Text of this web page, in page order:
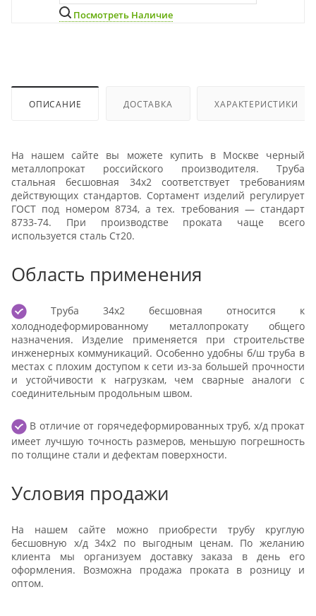
Посмотреть Наличие
ОПИСАНИЕ ДОСТАВКА ХАРАКТЕРИСТИКИ
На нашем сайте вы можете купить в Москве черный
металлопрокат российского производителя. Труба
стальная бесшовная 34х2 соответствует требованиям
действующих стандартов. Сортамент изделий регулирует
ГОСТ под номером 8734, а тех. требования — стандарт
8733-74. При производстве проката чаще всего
используется сталь Ст20.
Область применения
Труба 34х2 бесшовная относится к
холоднодеформированному металлопрокату общего
назначения. Изделие применяется при строительстве
инженерных коммуникаций. Особенно удобны б/ш труба в
местах с плохим доступом к сети из-за большей прочности
и устойчивости к нагрузкам, чем сварные аналоги с
соединительным продольным швом.
В отличие от горячедеформированных труб, х/д прокат
имеет лучшую точность размеров, меньшую погрешность
по толщине стали и дефектам поверхности.
Условия продажи
На нашем сайте можно приобрести трубу круглую
бесшовную х/д 34х2 по выгодным ценам. По желанию
клиента мы организуем доставку заказа в день его
оформления. Возможна продажа проката в розницу и
оптом.